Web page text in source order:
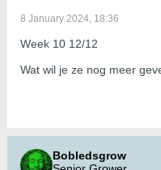
8 January 2024, 18:36
Week 10 12/12
Wat wil je ze nog meer
Bobledsgrow